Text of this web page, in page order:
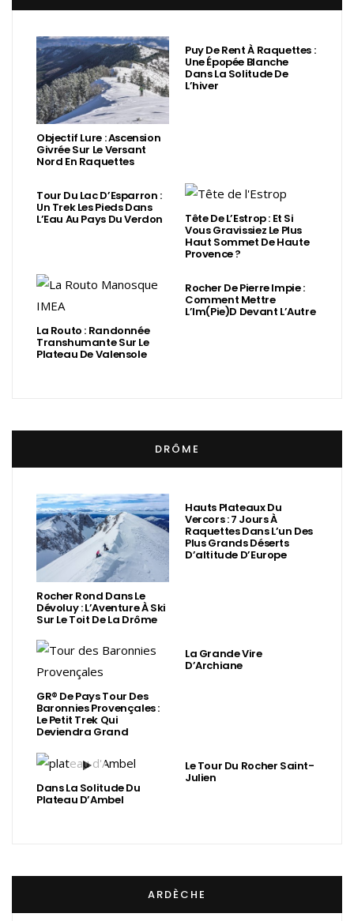
Objectif Lure : Ascension
Givrée Sur Le Versant
Nord En Raquettes
Puy De Rent À Raquettes :
Une Épopée Blanche
Dans La Solitude De
L’hiver
Tour Du Lac D’Esparron :
Un Trek Les Pieds Dans
L’Eau Au Pays Du Verdon Tête De L’Estrop : Et Si
Vous Gravissiez Le Plus
Haut Sommet De Haute
Provence ?
La Routo : Randonnée
Transhumante Sur Le
Plateau De Valensole
Rocher De Pierre Impie :
Comment Mettre
L’Im(Pie)d Devant L’Autre
DRÔME
Rocher Rond Dans Le
Dévoluy : L’Aventure À Ski
Sur Le Toit De La Drôme
Hauts Plateaux Du
Vercors : 7 Jours À
Raquettes Dans L’un Des
Plus Grands Déserts
D’altitude D’Europe
GR® De Pays Tour Des
Baronnies Provençales :
Le Petit Trek Qui
Deviendra Grand
La Grande Vire
D’Archiane
Dans La Solitude Du
Plateau D’Ambel
Le Tour Du Rocher Saint-
Julien
ARDÈCHE